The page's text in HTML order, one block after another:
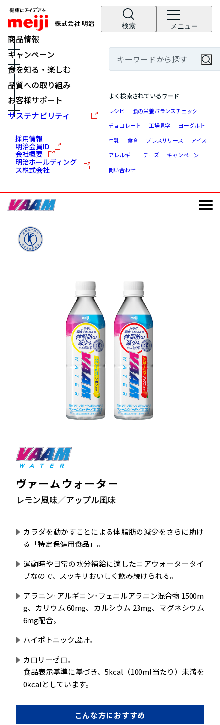
検索 メニュー
商品情報
キャンペーン
食を知る・楽しむ
品質への取り組み
お客様サポート
サステナビリティ
採用情報
明治会員ID
会社概要
明治ホールディング
ス株式会社
よく検索されているワード
レシピ
食の栄養バランスチェック
チョコレート
工場見学
ヨーグルト
牛乳
食育 プレスリリース
アイス
アレルギー
チーズ
キャンペーン
問い合わせ
ヴァームウォーター
レモン風味／アップル風味
カラダを動かすことによる体脂肪の減少をさらに助け
る 「特定保健用食品」。
運動時や日常の水分補給に適したニアウォータータイ
プなので、 スッキリおいしく飲み続けられる。
アラニン･アルギニン･フェニルアラニン混合物 1500m
g、 カリウム 60mg、カルシウム 23mg、マグネシウム
6mg配合。
ハイポトニック設計。
カロリーゼロ。
食品表示基準に基づき、5kcal（100ml当たり）未満を
0kcalとしています。
こんな方におすすめ